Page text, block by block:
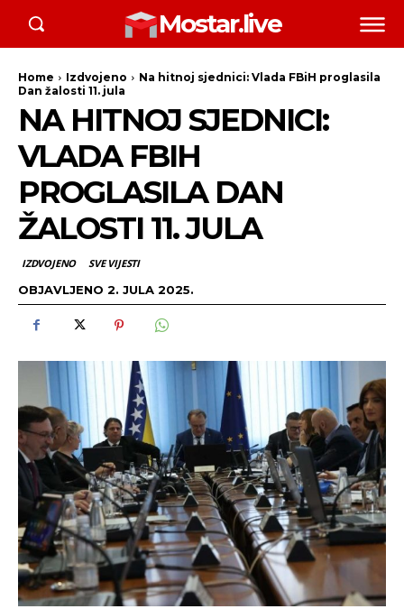
Mostar.live
Home Izdvojeno
Na hitnoj sjednici: Vlada FBiH proglasila
Dan žalosti 11. jula
NA HITNOJ SJEDNICI:
VLADA FBIH
PROGLASILA DAN
ŽALOSTI 11. JULA
IZDVOJENO SVE VIJESTI
OBJAVLJENO 2. JULA 2025.